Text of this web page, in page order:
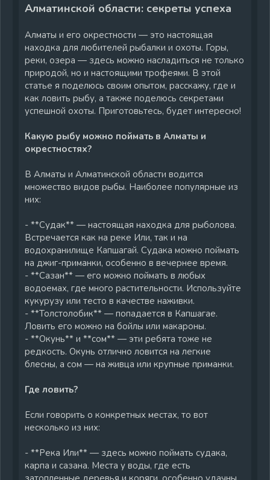
Алматинской области: секреты успеха
Алматы и его окрестности — это настоящая
находка для любителей рыбалки и охоты. Горы,
реки, озера — здесь можно насладиться не только
природой, но и настоящими трофеями. В этой
статье я поделюсь своим опытом, расскажу, где и
как ловить рыбу, а также поделюсь секретами
успешной охоты. Приготовьтесь, будет интересно!
Какую рыбу можно поймать в Алматы и
окрестностях?
В Алматы и Алматинской области водится
множество видов рыбы. Наиболее популярные из
них:
- **Судак** — настоящая находка для рыболова.
Встречается как на реке Или, так и на
водохранилище Капшагай. Судака можно поймать
на джиг-приманки, особенно в вечернее время.
- **Сазан** — его можно поймать в любых
водоемах, где много растительности. Используйте
кукурузу или тесто в качестве наживки.
- **Толстолобик** — попадается в Капшагае.
Ловить его можно на бойлы или макароны.
- **Окунь** и **сом** — эти ребята тоже не
редкость. Окунь отлично ловится на легкие
блесны, а сом — на живца или крупные приманки.
Где ловить?
Если говорить о конкретных местах, то вот
несколько из них:
- **Река Или** — здесь можно поймать судака,
карпа и сазана. Места у воды, где есть